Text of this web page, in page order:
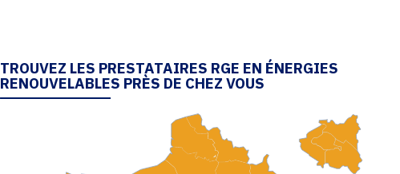
TROUVEZ LES PRESTATAIRES RGE EN ÉNERGIES
RENOUVELABLES PRÈS DE CHEZ VOUS